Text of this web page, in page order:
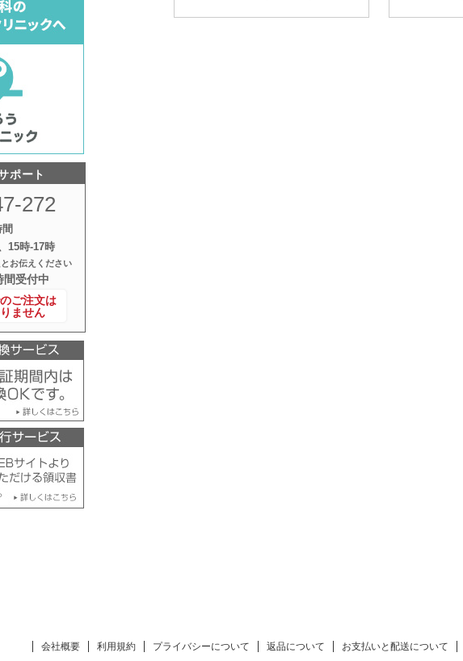
ポート
272
15時‐17時
お伝えください
間受付中
ご注文は
ません
会社概要 利用規約 プライバシーについて 返品について お支払いと配送について